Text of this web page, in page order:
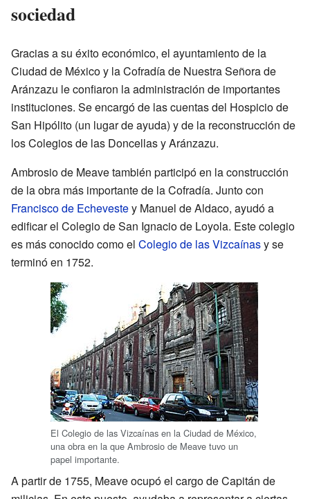
sociedad
Gracias a su éxito económico, el ayuntamiento de la
Ciudad de México y la Cofradía de Nuestra Señora de
Aránzazu le confiaron la administración de importantes
instituciones. Se encargó de las cuentas del Hospicio de
San Hipólito (un lugar de ayuda) y de la reconstrucción de
los Colegios de las Doncellas y Aránzazu.
Ambrosio de Meave también participó en la construcción
de la obra más importante de la Cofradía. Junto con
Francisco de Echevestey Manuel de Aldaco, ayudó a
edificar el Colegio de San Ignacio de Loyola. Este colegio
es más conocido como el Colegio de las Vizcaínasy se
terminó en 1752.
El Colegio de las Vizcaínas en la Ciudad de México,
una obra en la que Ambrosio de Meave tuvo un
papel importante.
A partir de 1755, Meave ocupó el cargo de Capitán de